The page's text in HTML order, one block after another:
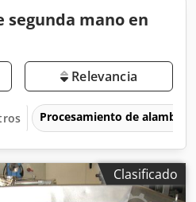
mano en
Relevancia
Procesamiento de alambre
Clasificado